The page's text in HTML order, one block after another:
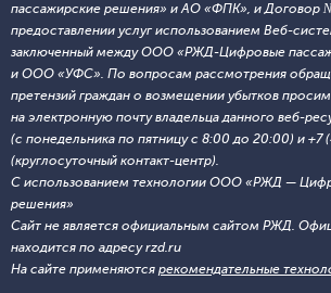
пассажирские решения» и АО «ФПК», и Договор
предоставлении услуг использованием Веб-
заключенный между ООО «РЖД-Цифровые
и ООО «УФС». По вопросам рассмотрения
претензий граждан о возмещении убытков
на электронную почту владельца данного веб-
(с понедельника по пятницу с 8:00 до 20:00) и +7
(круглосуточный контакт-центр).
С использованием технологии ООО «РЖД —
решения»
Сайт не является официальным сайтом РЖД.
находится по адресу rzd.ru
На сайте применяются рекомендательные